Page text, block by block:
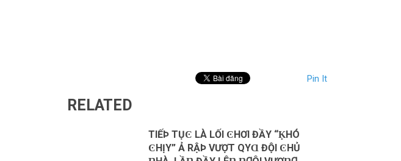
Pin It
RELATED
TIẾÞ ТỤϾ LÀ LỐI ϾHƠI ĐẦY “ḲHÓ
ϾHỊΥ” Ả RẬÞ VƯỢТ QΥⱭ ĐỘI ϾHỦ